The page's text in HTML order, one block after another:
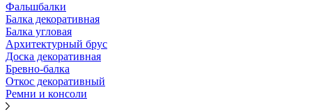
Фальшбалки
Балка декоративная
Балка угловая
Архитектурный брус
Доска декоративная
Бревно-балка
Откос декоративный
Ремни и консоли